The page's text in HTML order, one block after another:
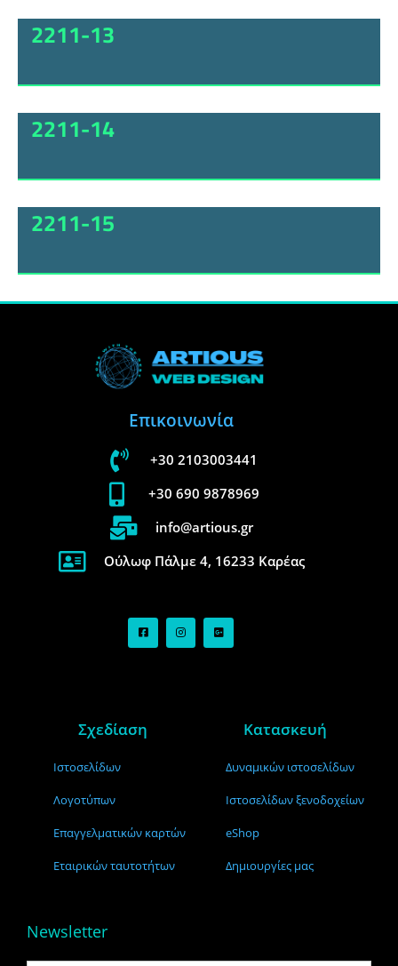
2211-13
2211-14
2211-15
Επικοινωνία
+30 2103003441
+30 690 9878969
info@artious.gr
Ούλωφ Πάλμε 4, 16233 Καρέας
Σχεδίαση
Ιστοσελίδων
Λογοτύπων
Επαγγελματικών καρτών
Εταιρικών ταυτοτήτων
Κατασκευή
Δυναμικών ιστοσελίδων
Ιστοσελίδων ξενοδοχείων
eShop
Δημιουργίες μας
Newsletter